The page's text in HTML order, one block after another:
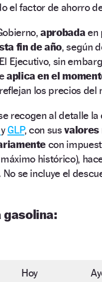
el factor de ahorro
aprobada en
fin de año, según
Ejecutivo, sin
aplica en el
los precios del
recogen al detalle la
yGLP, con susvalores
con
histórico),
No se incluye el
gasolina:
Hoy